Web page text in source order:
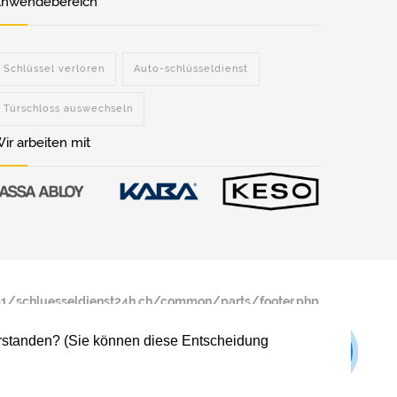
Schlüssel verloren Auto-schlüsseldienst
Türschloss auswechseln
arbeiten mit
schluesseldienst24h.ch/common/parts/footer.php
(Sie können diese Entscheidung